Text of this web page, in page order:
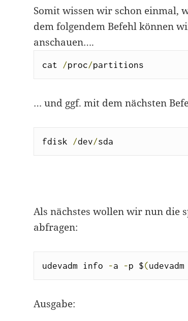
Somit wissen wir schon einmal,
dem folgendem Befehl können
anschauen….
cat ﻿ /proc/partitions
… und ggf. mit dem nächsten
fdisk /dev/sda
Als nächstes wollen wir nun die
abfragen:
udevadm info -a -p $(
Ausgabe: